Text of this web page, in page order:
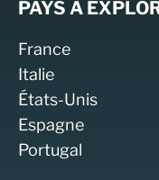
PAYS À
France
Italie
États-Unis
Espagne
Portugal